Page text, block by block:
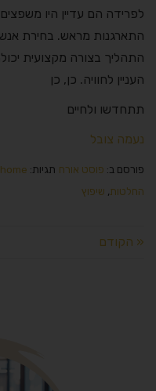
לפרידה הם עדיין היו
התארגנות מראש. בחירת אנשי
התהליך בצורה מקצועית
העניין לחוויה. כן, כן
תתחדשו ולחיים
נעמה צובל
פורסם ב: פוסט אורח תגיות: home
החלטות, שיפוץ
« הקודם